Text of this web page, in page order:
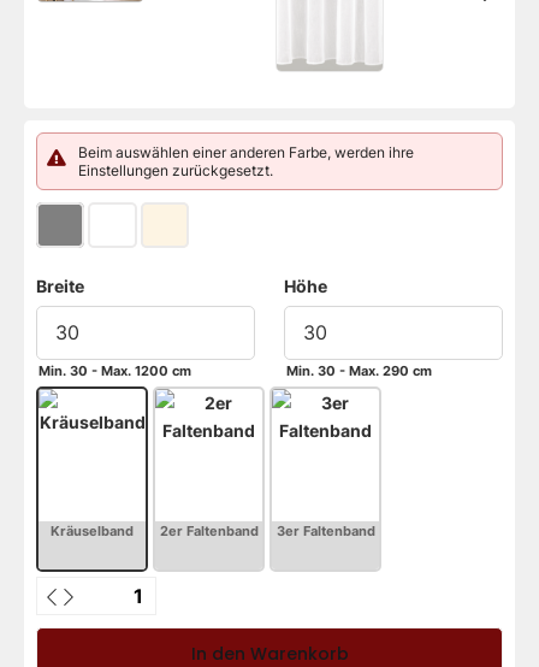
Beim auswählen einer anderen Farbe, werden ihre
Einstellungen zurückgesetzt.
Breite
Min. 30 - Max. 1200 cm
Höhe
Min. 30 - Max. 290 cm
In den Warenkorb